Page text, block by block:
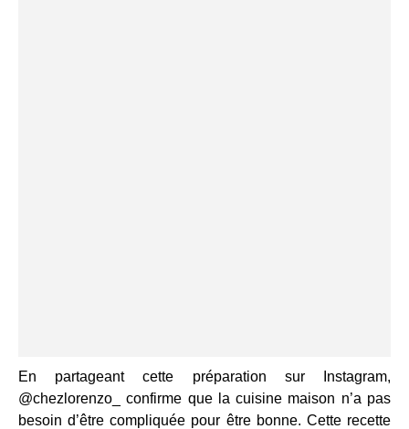
En partageant cette préparation sur Instagram,
@chezlorenzo_ confirme que la cuisine maison n’a pas
besoin d’être compliquée pour être bonne. Cette recette